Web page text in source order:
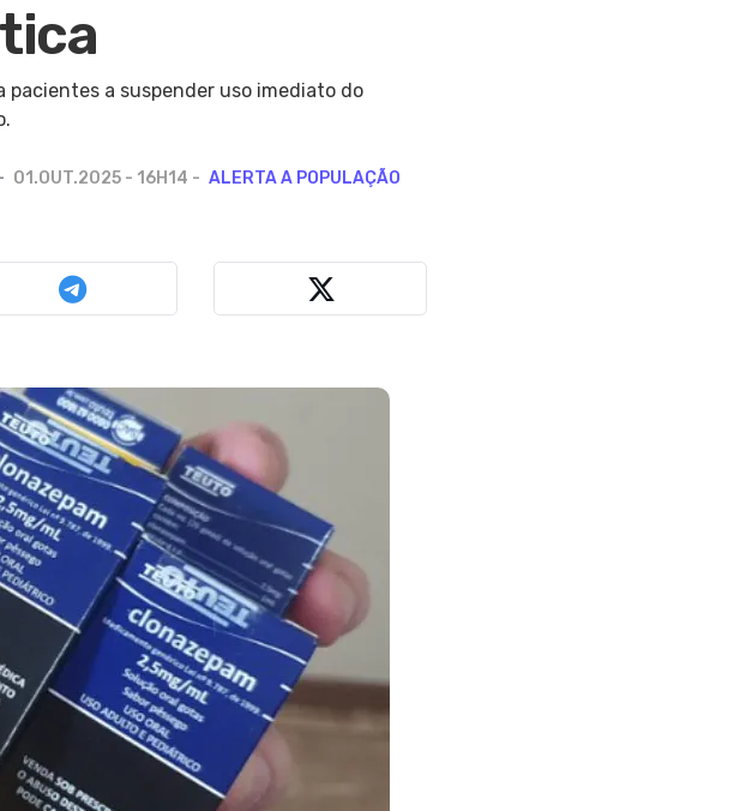
pacientes a suspender uso imediato do
01.OUT.2025 - 16H14 ALERTA A POPULAÇÃO